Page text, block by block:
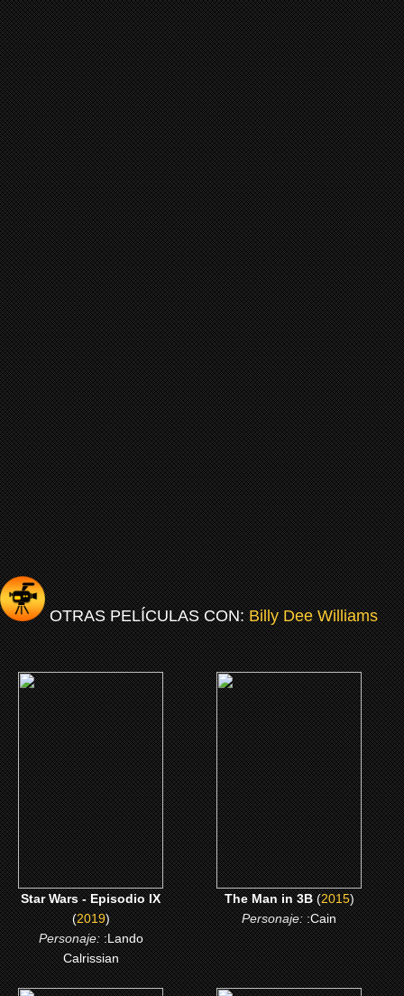
OTRAS PELÍCULAS CON:Billy Dee Williams
(2019)
Star Wars - Episodio IX
CLICK ME
Star Wars - Episodio IX
(2019)
Personaje::Lando
Calrissian
(2015)
The Man in 3B
CLICK ME
The Man in 3B(2015)
Personaje::Cain